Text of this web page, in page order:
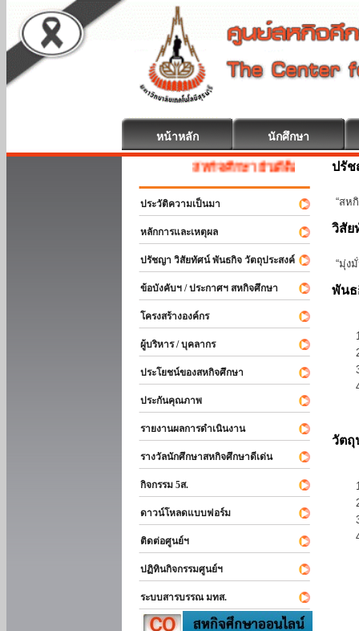
หน้าหลัก นักศึกษา
สหกิจศึกษา ยินดีต้อนรับ
ประวัติความเป็นมา
หลักการและเหตุผล
ปรัชญา วิสัยทัศน์ พันธกิจ วัตถุประสงค์
ข้อบังคับฯ / ประกาศฯ สหกิจศึกษา
โครงสร้างองค์กร
ผู้บริหาร / บุคลากร
ประโยชน์ของสหกิจศึกษา
ประกันคุณภาพ
รายงานผลการดำเนินงาน
รางวัลนักศึกษาสหกิจศึกษาดีเด่น
กิจกรรม 5ส.
ดาวน์โหลดแบบฟอร์ม
ติดต่อศูนย์ฯ
ปฏิทินกิจกรรมศูนย์ฯ
ระบบสารบรรณ มทส.
ปรั
“สห
วิสัย
“มุ่ง
พัน
วัตถุ